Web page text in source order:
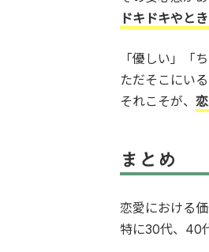
ドキドキやと
「優しい」「
ただそこにい
それこそが、
まとめ
恋愛における
特に30代、40